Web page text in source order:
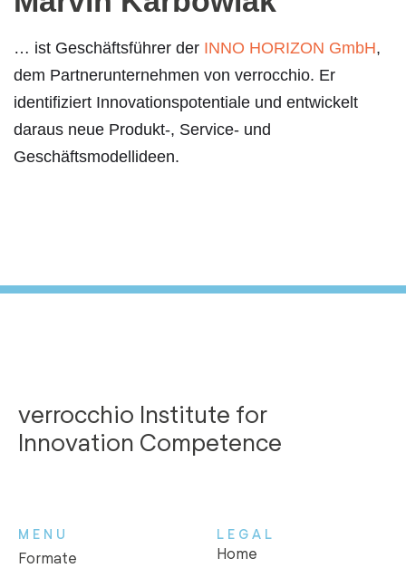
… ist Geschäftsführer der INNO HORIZON GmbH,
dem Partnerunternehmen von verrocchio. Er
identifiziert Innovationspotentiale und entwickelt
daraus neue Produkt-, Service- und
Geschäftsmodellideen.
verrocchio Institute for
Innovation Competence
MENU
Formate
LEGAL
Home